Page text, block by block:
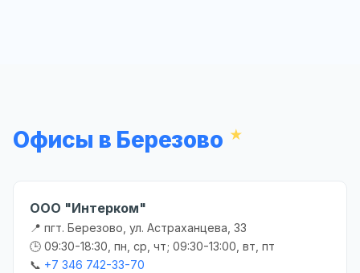
Офисы в Березово
ООО "Интерком"
📍 пгт. Березово, ул. Астраханцева, 33
🕒 09:30-18:30, пн, ср, чт; 09:30-13:00, вт, пт
📞 +7 346 742-33-70